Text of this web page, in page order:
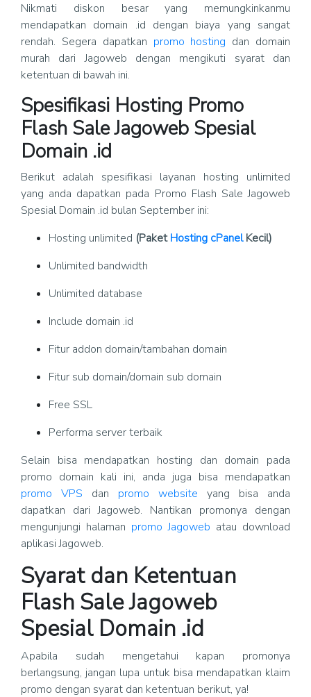
Nikmati diskon besar yang memungkinkanmu
mendapatkan domain .id dengan biaya yang sangat
rendah. Segera dapatkan promo hosting dan domain
murah dari Jagoweb dengan mengikuti syarat dan
ketentuan di bawah ini.
Spesifikasi Hosting Promo
Flash Sale Jagoweb Spesial
Domain .id
Berikut adalah spesifikasi layanan hosting unlimited
yang anda dapatkan pada Promo Flash Sale Jagoweb
Spesial Domain .id bulan September ini:
Hosting unlimited (PaketHosting cPanelKecil)
Unlimited bandwidth
Unlimited database
Include domain .id
Fitur addon domain/tambahan domain
Fitur sub domain/domain sub domain
Free SSL
Performa server terbaik
Selain bisa mendapatkan hosting dan domain pada
promo domain kali ini, anda juga bisa mendapatkan
promo VPS dan promo website yang bisa anda
dapatkan dari Jagoweb. Nantikan promonya dengan
mengunjungi halaman promo Jagoweb atau download
aplikasi Jagoweb.
Syarat dan Ketentuan
Flash Sale Jagoweb
Spesial Domain .id
Apabila sudah mengetahui kapan promonya
berlangsung, jangan lupa untuk bisa mendapatkan klaim
promo dengan syarat dan ketentuan berikut, ya!